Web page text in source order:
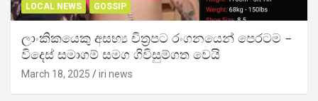
LOCAL NEWS GOSSIP
ලාංකිකයෙකු අසභ්‍ය චිත්‍රපට රංගනයෙන් පෙරටම –
විදෙස් සමාගම් සමග ගිවිසුම්ගත වෙයි
March 18, 2025 iri news